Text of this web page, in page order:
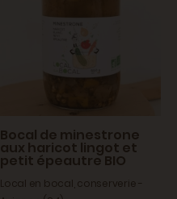
Bocal de minestrone
aux haricot lingot et
petit épeautre BIO
Local en bocal, conserverie -